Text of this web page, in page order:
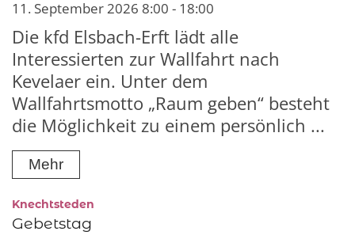
11. September 2026 8:00 - 18:00
Die kfd Elsbach-Erft lädt alle
Interessierten zur Wallfahrt nach
Kevelaer ein. Unter dem
Wallfahrtsmotto „Raum geben“ besteht
die Möglichkeit zu einem persönlich ...
Mehr
Knechtsteden
Gebetstag